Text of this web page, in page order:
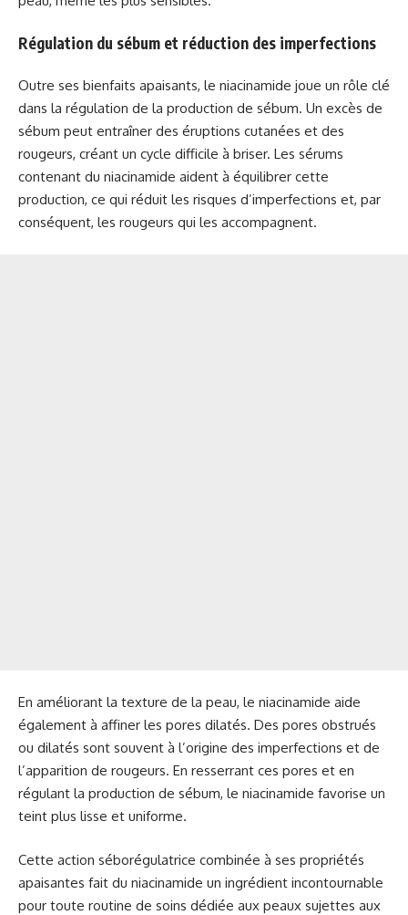
Régulation du sébum et réduction des imperfections
Outre ses bienfaits apaisants, le niacinamide joue un rôle clé
dans la régulation de la production de sébum. Un excès de
sébum peut entraîner des éruptions cutanées et des
rougeurs, créant un cycle difficile à briser. Les sérums
contenant du niacinamide aident à équilibrer cette
production, ce qui réduit les risques d’imperfections et, par
conséquent, les rougeurs qui les accompagnent.
En améliorant la texture de la peau, le niacinamide aide
également à affiner les pores dilatés. Des pores obstrués
ou dilatés sont souvent à l’origine des imperfections et de
l’apparition de rougeurs. En resserrant ces pores et en
régulant la production de sébum, le niacinamide favorise un
teint plus lisse et uniforme.
Cette action séborégulatrice combinée à ses propriétés
apaisantes fait du niacinamide un ingrédient incontournable
pour toute routine de soins dédiée aux peaux sujettes aux